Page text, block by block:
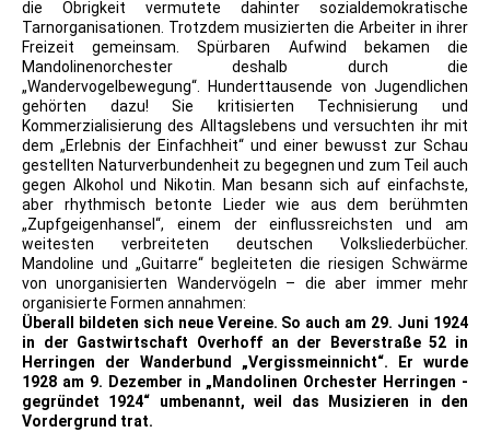
die Obrigkeit vermutete dahinter sozialdemokratische
Tarnorganisationen. Trotzdem musizierten die Arbeiter in ihrer
Freizeit gemeinsam. Spürbaren Aufwind bekamen die
Mandolinenorchester deshalb durch die
„Wandervogelbewegung“. Hunderttausende von Jugendlichen
gehörten dazu! Sie kritisierten Technisierung und
Kommerzialisierung des Alltagslebens und versuchten ihr mit
dem „Erlebnis der Einfachheit“ und einer bewusst zur Schau
gestellten Naturverbundenheit zu begegnen und zum Teil auch
gegen Alkohol und Nikotin. Man besann sich auf einfachste,
aber rhythmisch betonte Lieder wie aus dem berühmten
„Zupfgeigenhansel“, einem der einflussreichsten und am
weitesten verbreiteten deutschen Volksliederbücher.
Mandoline und „Guitarre“ begleiteten die riesigen Schwärme
von unorganisierten Wandervögeln – die aber immer mehr
organisierte Formen annahmen:
Überall bildeten sich neue Vereine. So auch am 29. Juni 1924
in der Gastwirtschaft Overhoff an der Beverstraße 52 in
Herringen der Wanderbund „Vergissmeinnicht“. Er wurde
1928 am 9. Dezember in „Mandolinen Orchester Herringen -
gegründet 1924“ umbenannt, weil das Musizieren in den
Vordergrund trat.